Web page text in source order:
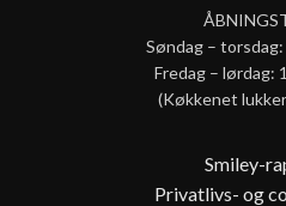
Søndag –
Fredag – lørdag:
(Køkkenet
Smiley-
Privatlivs- og